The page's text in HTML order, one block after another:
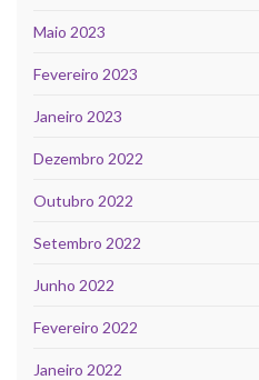
Maio 2023
Fevereiro 2023
Janeiro 2023
Dezembro 2022
Outubro 2022
Setembro 2022
Junho 2022
Fevereiro 2022
Janeiro 2022